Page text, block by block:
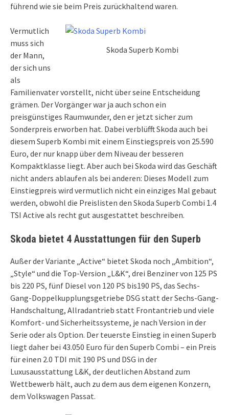
führend wie sie beim Preis zurückhaltend waren.
Skoda Superb Kombi
Vermutlich
muss sich
der Mann,
der sich uns
als
Familienvater vorstellt, nicht über seine Entscheidung
grämen. Der Vorgänger war ja auch schon ein
preisgünstiges Raumwunder, den er jetzt sicher zum
Sonderpreis erworben hat. Dabei verblüfft Skoda auch bei
diesem Superb Kombi mit einem Einstiegspreis von 25.590
Euro, der nur knapp über dem Niveau der besseren
Kompaktklasse liegt. Aber auch bei Skoda wird das Geschäft
nicht anders ablaufen als bei anderen: Dieses Modell zum
Einstiegpreis wird vermutlich nicht ein einziges Mal gebaut
werden, obwohl die Preislisten den Skoda Superb Combi 1.4
TSI Active als recht gut ausgestattet beschreiben.
Skoda bietet 4 Ausstattungen für den Superb
Außer der Variante „Active“ bietet Skoda noch „Ambition“,
„Style“ und die Top-Version „L&K“, drei Benziner von 125 PS
bis 220 PS, fünf Diesel von 120 PS bis190 PS, das Sechs-
Gang-Doppelkupplungsgetriebe DSG statt der Sechs-Gang-
Handschaltung, Allradantrieb statt Frontantrieb und viele
Komfort- und Sicherheitssysteme, je nach Version in der
Serie oder als Option. Der teuerste Einstieg in einen Superb
liegt daher bei 43.050 Euro für den Superb Combi – ein Preis
für einen 2.0 TDI mit 190 PS und DSG in der
Luxusausstattung L&K, der deutlichen Abstand zum
Wettbewerb hält, auch zu dem aus dem eigenen Konzern,
dem Volkswagen Passat.